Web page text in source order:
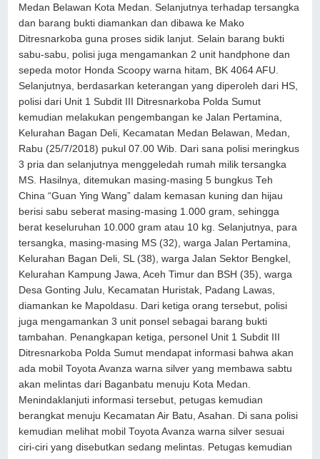
Medan Belawan Kota Medan. Selanjutnya terhadap tersangka
dan barang bukti diamankan dan dibawa ke Mako
Ditresnarkoba guna proses sidik lanjut. Selain barang bukti
sabu-sabu, polisi juga mengamankan 2 unit handphone dan
sepeda motor Honda Scoopy warna hitam, BK 4064 AFU.
Selanjutnya, berdasarkan keterangan yang diperoleh dari HS,
polisi dari Unit 1 Subdit III Ditresnarkoba Polda Sumut
kemudian melakukan pengembangan ke Jalan Pertamina,
Kelurahan Bagan Deli, Kecamatan Medan Belawan, Medan,
Rabu (25/7/2018) pukul 07.00 Wib. Dari sana polisi meringkus
3 pria dan selanjutnya menggeledah rumah milik tersangka
MS. Hasilnya, ditemukan masing-masing 5 bungkus Teh
China “Guan Ying Wang” dalam kemasan kuning dan hijau
berisi sabu seberat masing-masing 1.000 gram, sehingga
berat keseluruhan 10.000 gram atau 10 kg. Selanjutnya, para
tersangka, masing-masing MS (32), warga Jalan Pertamina,
Kelurahan Bagan Deli, SL (38), warga Jalan Sektor Bengkel,
Kelurahan Kampung Jawa, Aceh Timur dan BSH (35), warga
Desa Gonting Julu, Kecamatan Huristak, Padang Lawas,
diamankan ke Mapoldasu. Dari ketiga orang tersebut, polisi
juga mengamankan 3 unit ponsel sebagai barang bukti
tambahan. Penangkapan ketiga, personel Unit 1 Subdit III
Ditresnarkoba Polda Sumut mendapat informasi bahwa akan
ada mobil Toyota Avanza warna silver yang membawa sabtu
akan melintas dari Baganbatu menuju Kota Medan.
Menindaklanjuti informasi tersebut, petugas kemudian
berangkat menuju Kecamatan Air Batu, Asahan. Di sana polisi
kemudian melihat mobil Toyota Avanza warna silver sesuai
ciri-ciri yang disebutkan sedang melintas. Petugas kemudian